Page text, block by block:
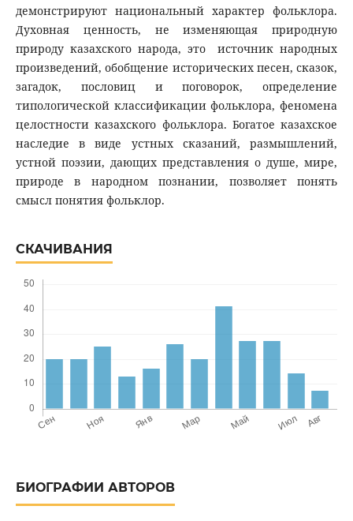
демонстрируют национальный характер фольклора.
Духовная ценность, не изменяющая природную
природу казахского народа, это источник народных
произведений, обобщение исторических песен, сказок,
загадок, пословиц и поговорок, определение
типологической классификации фольклора, феномена
целостности казахского фольклора. Богатое казахское
наследие в виде устных сказаний, размышлений,
устной поэзии, дающих представления о душе, мире,
природе в народном познании, позволяет понять
смысл понятия фольклор.
СКАЧИВАНИЯ
БИОГРАФИИ АВТОРОВ